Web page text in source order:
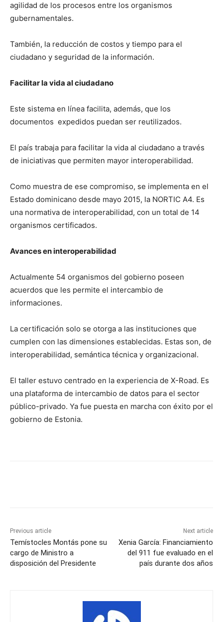
agilidad de los procesos entre los organismos
gubernamentales.
También, la reducción de costos y tiempo para el
ciudadano y seguridad de la información.
Facilitar la vida al ciudadano
Este sistema en línea facilita, además, que los
documentos expedidos puedan ser reutilizados.
El país trabaja para facilitar la vida al ciudadano a través
de iniciativas que permiten mayor interoperabilidad.
Como muestra de ese compromiso, se implementa en el
Estado dominicano desde mayo 2015, la NORTIC A4. Es
una normativa de interoperabilidad, con un total de 14
organismos certificados.
Avances en interoperabilidad
Actualmente 54 organismos del gobierno poseen
acuerdos que les permite el intercambio de
informaciones.
La certificación solo se otorga a las instituciones que
cumplen con las dimensiones establecidas. Estas son, de
interoperabilidad, semántica técnica y organizacional.
El taller estuvo centrado en la experiencia de X-Road. Es
una plataforma de intercambio de datos para el sector
público-privado. Ya fue puesta en marcha con éxito por el
gobierno de Estonia.
Previous article
Temístocles Montás pone su
cargo de Ministro a
disposición del Presidente
Next article
Xenia García: Financiamiento
del 911 fue evaluado en el
país durante dos años